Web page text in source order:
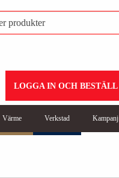
LOGGA IN OCH BESTÄLL
Värme Verkstad Kampanj